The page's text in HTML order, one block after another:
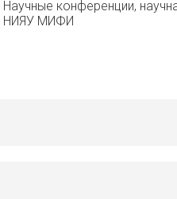
Научные конференции,
НИЯУ МИФИ